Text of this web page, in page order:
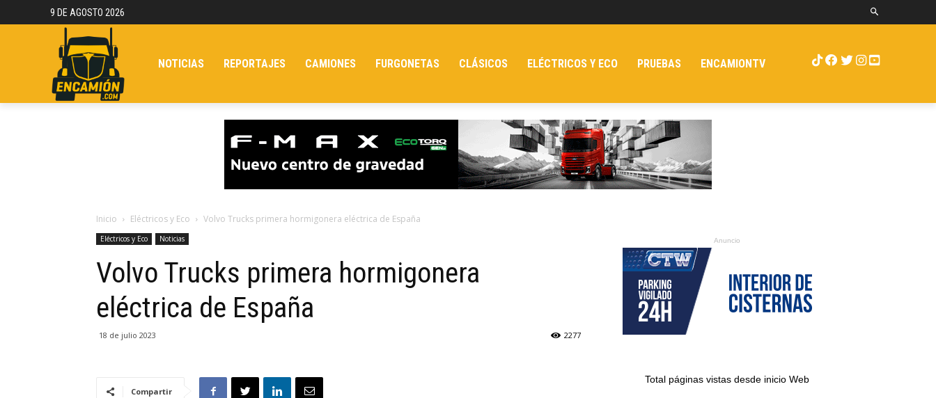
9 DE AGOSTO 2026
NOTICIAS REPORTAJES CAMIONES FURGONETAS CLÁSICOS ELÉCTRICOS Y ECO PRUEBAS ENCAMIONTV
Inicio Eléctricos y Eco Volvo Trucks primera hormigonera eléctrica de España
Eléctricos y Eco Noticias
Volvo Trucks primera hormigonera
eléctrica de España
18 de julio 2023 2277
Compartir
Anuncio
Total páginas vistas desde inicio Web